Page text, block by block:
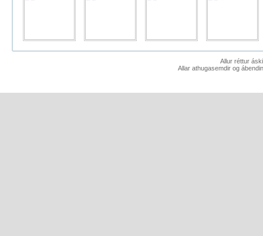
Allur réttur
Allar athugasemdir og